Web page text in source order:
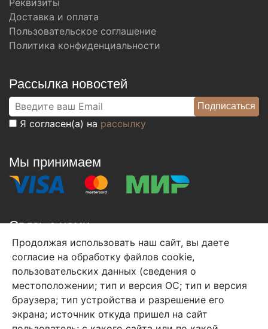
Доставка и оплата
Пользовательское соглашение
Политика конфиденциальности
Рассылка новостей
Я согласен(а) на рассылку
Мы принимаем
Связь с нами
+7 (495) 933-38-08
info@arben-textile.ru- оптовые продажи
Продолжая использовать наш сайт, вы даете
согласие на обработку файлов cookie,
пользовательских данных (сведения о
местоположении; тип и версия ОС; тип и версия
браузера; тип устройства и разрешение его
экрана; источник откуда пришел на сайт